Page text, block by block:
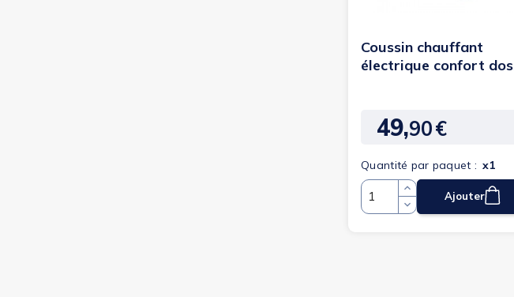
Coussin chauffant
électrique confort dos
Prix
49,90€
Quantité par paquet : x1
QuantitéAjouter